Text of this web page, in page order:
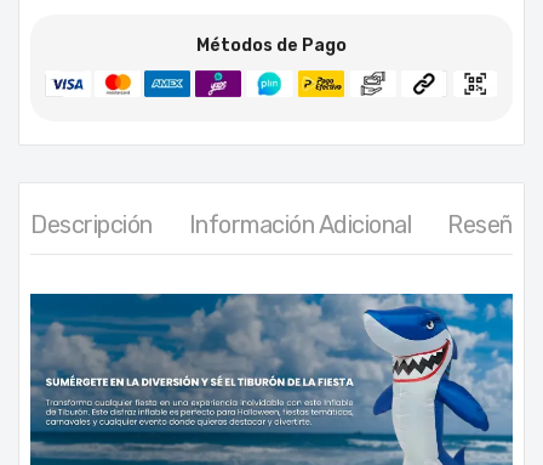
Métodos de Pago
Descripción Información Adicional Reseñas